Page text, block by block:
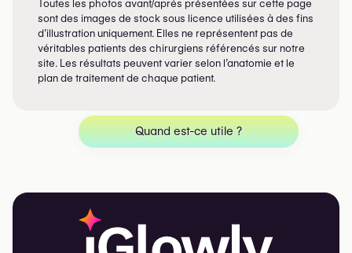
Toutes les photos avant/après présentées sur cette page
sont des images de stock sous licence utilisées à des fins
d’illustration uniquement. Elles ne représentent pas de
véritables patients des chirurgiens référencés sur notre
site. Les résultats peuvent varier selon l’anatomie et le
plan de traitement de chaque patient.
Quand est-ce utile ?